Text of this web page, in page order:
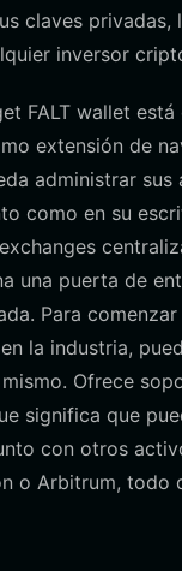
claves privadas,
inversor
FALT wallet
extensión de
administrar
como en su
una puerta de
Para
la industria,
Ofrece
significa que
con otros
o Arbitrum, todo